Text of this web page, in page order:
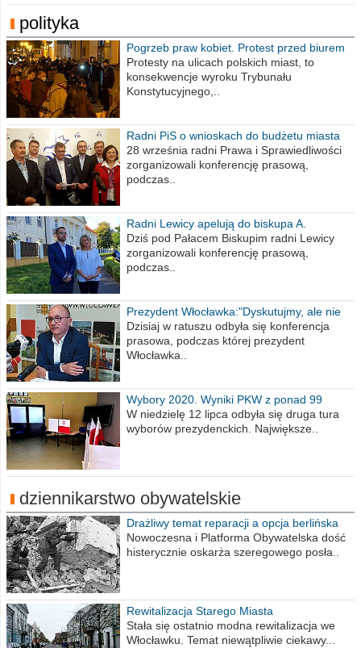
polityka
Pogrzeb praw kobiet. Protest przed biurem
poselskim PiS
Protesty na ulicach polskich miast, to
konsekwencje wyroku Trybunału
Konstytucyjnego,..
Radni PiS o wnioskach do budżetu miasta
na 2021 rok
28 września radni Prawa i Sprawiedliwości
zorganizowali konferencję prasową,
podczas..
Radni Lewicy apelują do biskupa A.
Wiesława Meringa
Dziś pod Pałacem Biskupim radni Lewicy
zorganizowali konferencję prasową,
podczas..
Prezydent Włocławka:"Dyskutujmy, ale nie
obrażajmy się”
Dzisiaj w ratuszu odbyła się konferencja
prasowa, podczas której prezydent
Włocławka..
Wybory 2020. Wyniki PKW z ponad 99
procent obwodów
W niedzielę 12 lipca odbyła się druga tura
wyborów prezydenckich. Największe..
dziennikarstwo obywatelskie
Drażliwy temat reparacji a opcja berlińska
Nowoczesna i Platforma Obywatelska dość
histerycznie oskarża szeregowego posła..
Rewitalizacja Starego Miasta
Stała się ostatnio modna rewitalizacja we
Włocławku. Temat niewątpliwie ciekawy...